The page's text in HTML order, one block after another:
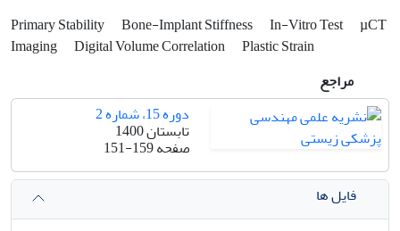
Primary Stability Bone-Implant Stiffness In-Vitro Test µCT
Imaging
Digital Volume Correlation
Plastic Strain
مراجع
دوره 15، شماره 2
تابستان 1400
صفحه151-159
فایل ها